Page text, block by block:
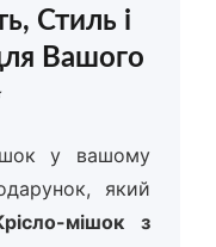
Стиль і
Вашого
у вашому
який
мішок з